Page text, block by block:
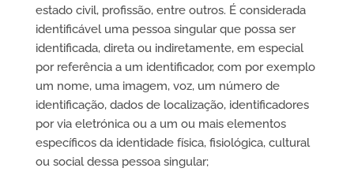
estado civil, profissão, entre outros. É considerada
identificável uma pessoa singular que possa ser
identificada, direta ou indiretamente, em especial
por referência a um identificador, com por exemplo
um nome, uma imagem, voz, um número de
identificação, dados de localização, identificadores
por via eletrónica ou a um ou mais elementos
específicos da identidade física, fisiológica, cultural
ou social dessa pessoa singular;